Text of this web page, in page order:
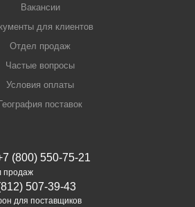
Вакансии
для клиентов
Отдел продаж
Частые вопросы
Условия оплаты
География поставок
(800) 550-75-21
продаж
507-39-43
для поставщиков